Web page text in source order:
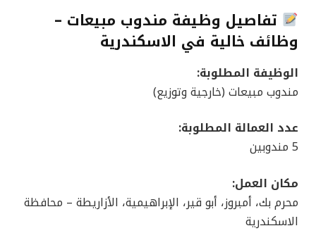
تفاصيل وظيفة مندوب مبيعات –
وظائف خالية في الاسكندرية
الوظيفة المطلوبة:
مندوب مبيعات (خارجية وتوزيع)
عدد العمالة المطلوبة:
5 مندوبين
مكان العمل:
محرم بك، أمبروز، أبو قير، الإبراهيمية، الأزاريطة – محافظة
الاسكندرية